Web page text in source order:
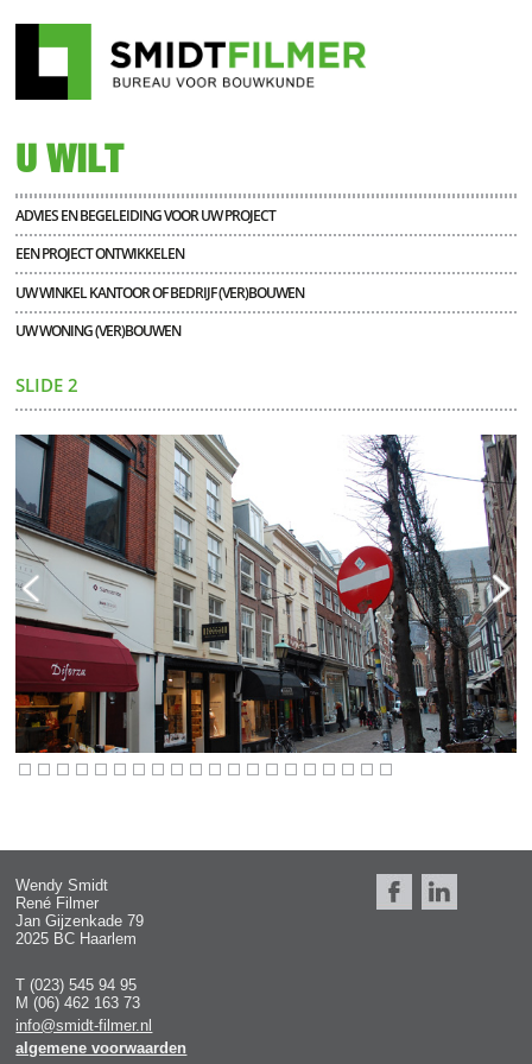
U WILT
ADVIES EN BEGELEIDING VOOR UW PROJECT
EEN PROJECT ONTWIKKELEN
UW WINKEL KANTOOR OF BEDRIJF (VER)BOUWEN
UW WONING (VER)BOUWEN
SLIDE 2
Wendy Smidt
René Filmer
Jan Gijzenkade 79
2025 BC Haarlem
T (023) 545 94 95
M (06) 462 163 73
info@smidt-filmer.nl
algemene voorwaarden